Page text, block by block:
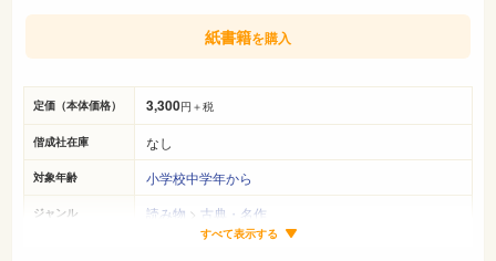
定価（本体価格） 3,300円＋税
偕成社在庫 なし
対象年齢 小学校中学年から
ジャンル 読み物 > 古典・名作
すべて表示する
紙書籍を購入